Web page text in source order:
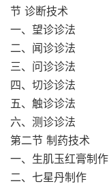
节 诊断技术
一、望诊诊法
二、闻诊诊法
三、问诊诊法
四、切诊诊法
五、触诊诊法
六、测诊诊法
第二节 制药技术
一、生肌玉红膏制作
二、七星丹制作